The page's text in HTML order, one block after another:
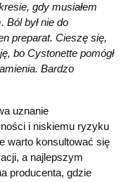
gdy musiałem
był nie do
preparat. Cieszę się,
bo Cystonette pomógł
Bardzo
uznanie
i niskiemu ryzyku
warto konsultować się
a najlepszym
producenta, gdzie